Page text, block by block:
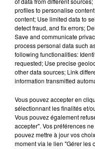
TITRES
20h41
20h41
profiles to personalise
content; Use limited data to
detect fraud, and fix errors;
Save and communicate
process personal data such
following functionalities:
requested; Use precise
other data sources; Link
information transmitted
Vous pouvez accepter en
sélectionnant les finalités et/
Vous pouvez également
accepter". Vos préférences
pouvez mettre à jour vos
moment via le lien "Gérer les